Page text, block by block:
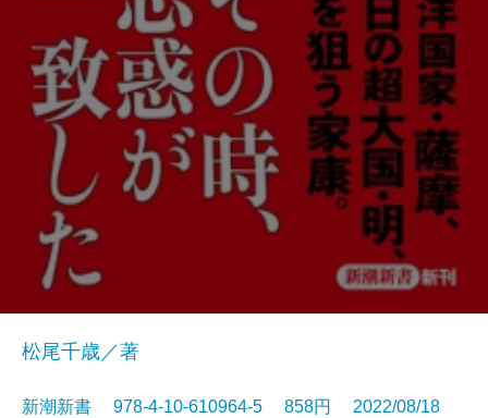
松尾千歳／著
新潮新書 978-4-10-610964-5 858円 2022/08/18